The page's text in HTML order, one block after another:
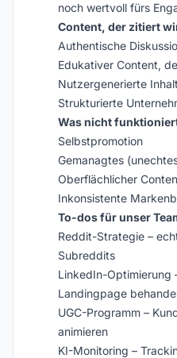
noch wertvoll fürs
Content, der zitiert
Authentische
Edukativer Content,
Nutzer­generierte
Strukturierte
Was nicht
Selbstpromotion
Gemanagtes
Oberflächlicher
Inkonsistente
To-dos für unser
Reddit-Strategie –
Subreddits
LinkedIn-Optimierung
Landingpage
UGC-Programm –
animieren
KI-Monitoring –